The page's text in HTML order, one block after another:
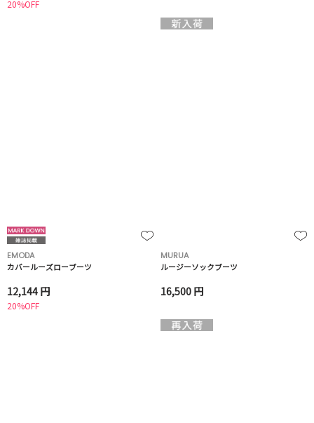
20%OFF
EMODA
カバールーズローブーツ
12,144 円
20%OFF
MURUA
ルージーソックブーツ
16,500 円